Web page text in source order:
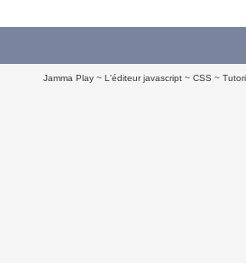
Jamma Play L'éditeur javascript CSS